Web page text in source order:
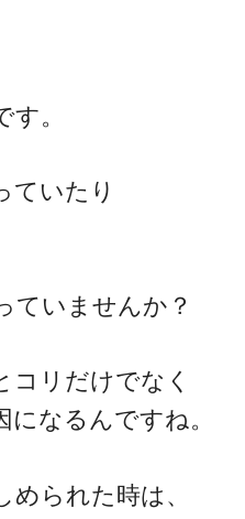
。
ていたり
ていませんか？
コリだけでなく
なるんですね。
められた時は、